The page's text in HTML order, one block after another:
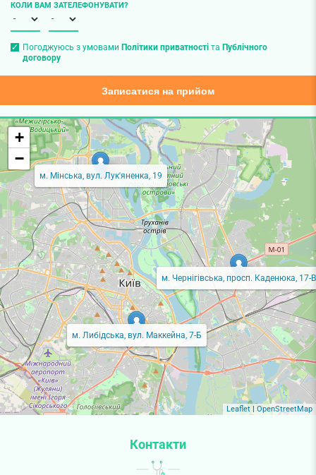
КОЛИ ВАМ ЗАТЕЛЕФОНУВАТИ?
Погоджуюсь з умовами Політики приватностіта Публічного
договору
Записатися на прийом
м. Мінська, вул. Лук'яненка, 19
м. Либідська, вул. Маккейна, 7-Б
м. Чернігівська, просп. Каденюка, 17-В
+
−
Leaflet| OpenStreetMap
Контакти